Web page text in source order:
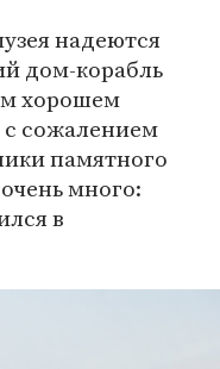
надеются
дом-корабль
хорошем
с сожалением
памятного
много:
в